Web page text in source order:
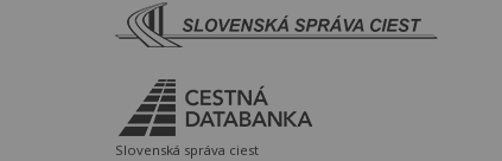
Slovenská správa ciest